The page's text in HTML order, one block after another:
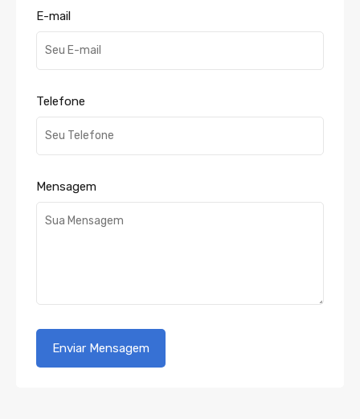
E-mail
Telefone
Mensagem